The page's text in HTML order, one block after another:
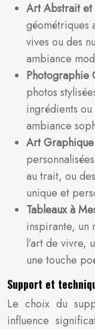
Art Abstrait et
géométriques
vives ou des
ambiance
Photographie
photos
ingrédients
ambiance
Art
au trait, ou
unique et
Tableaux à
inspirante, un
l’art de vivre,
une touche
Support et
Le choix du
influence